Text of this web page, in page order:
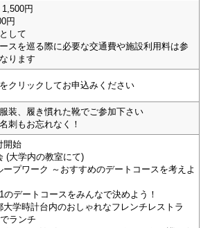
円
円
して
スを巡る際に必要な交通費や施設利用料は参
ります
クリックしてお申込みください
装、履き慣れた靴でご参加下さい
刺もお忘れなく！
始
大学内の教室にて)
プワーク ～おすすめのデートコースを考えよ
デートコースをみんなで決めよう！
学時計台内のおしゃれなフレンチレストラ
ランチ